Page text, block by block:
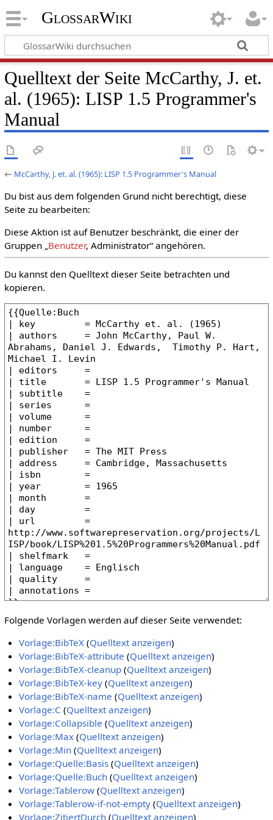
GlossarWiki
Quelltext der Seite McCarthy, J. et.
al. (1965): LISP 1.5 Programmer's
Manual
← McCarthy, J. et. al. (1965): LISP 1.5 Programmer's Manual
Du bist aus dem folgenden Grund nicht berechtigt, diese
Seite zu bearbeiten:
Diese Aktion ist auf Benutzer beschränkt, die einer der
Gruppen „Benutzer, Administrator“ angehören.
Du kannst den Quelltext dieser Seite betrachten und
kopieren.
Folgende Vorlagen werden auf dieser Seite verwendet:
Vorlage:BibTeX (Quelltext anzeigen)
Vorlage:BibTeX-attribute (Quelltext anzeigen)
Vorlage:BibTeX-cleanup (Quelltext anzeigen)
Vorlage:BibTeX-key (Quelltext anzeigen)
Vorlage:BibTeX-name (Quelltext anzeigen)
Vorlage:C (Quelltext anzeigen)
Vorlage:Collapsible (Quelltext anzeigen)
Vorlage:Max (Quelltext anzeigen)
Vorlage:Min (Quelltext anzeigen)
Vorlage:Quelle:Basis (Quelltext anzeigen)
Vorlage:Quelle:Buch (Quelltext anzeigen)
Vorlage:Tablerow (Quelltext anzeigen)
Vorlage:Tablerow-if-not-empty (Quelltext anzeigen)
Vorlage:ZitiertDurch (Quelltext anzeigen)